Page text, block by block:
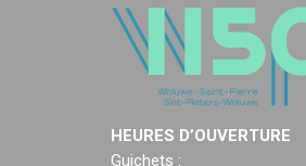
HEURES D’OUVERTURE
Guichets :